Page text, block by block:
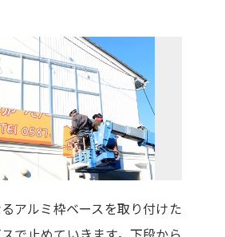
アルミ枠ベースを取り付けた